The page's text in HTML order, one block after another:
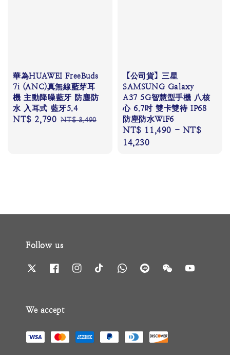
華為HUAWEI FreeBuds
7i (ANC)真無線藍芽耳
機 主動降噪藍牙 防塵防
水 入耳式 藍牙5.4
Sale
NT$ 2,790 Regular
NT$ 3,490
【公司貨】三星
SAMSUNG Galaxy
A37 5G智慧型手機 八核
心 6.7吋 雙卡雙待 IP68
防塵防水WiF6
Regular
price
NT$ 11,490 - NT$
14,230
Follow us
We accept